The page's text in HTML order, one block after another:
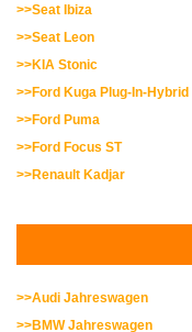
>>Seat Ibiza
>>Seat Leon
>>KIA Stonic
>>Ford Kuga Plug-In-Hybrid
>>Ford Puma
>>Ford Focus ST
>>Renault Kadjar
>>Audi Jahreswagen
>>BMW Jahreswagen